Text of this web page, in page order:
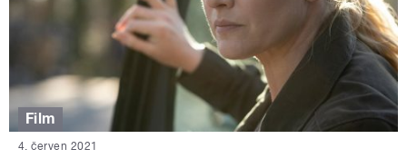
Film
4. červen 2021